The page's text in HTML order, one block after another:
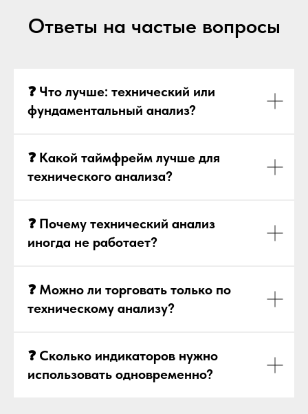
Ответы на частые вопросы
❓ Что лучше: технический или
фундаментальный анализ?
❓ Какой таймфрейм лучше для
технического анализа?
❓ Почему технический анализ
иногда не работает?
❓ Можно ли торговать только по
техническому анализу?
❓ Сколько индикаторов нужно
использовать одновременно?